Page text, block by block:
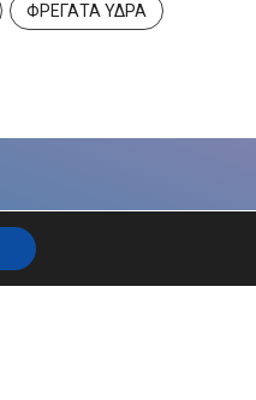
ΦΡΕΓΑΤΑ ΥΔΡΑ